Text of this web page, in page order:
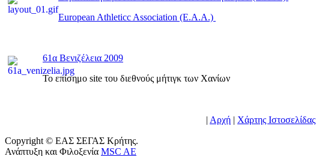
European Athleticc Association (E.A.A.)
61α Βενιζέλεια 2009
To επίσημο site του διεθνούς μήτιγκ των Χανίων
| Αρχή | Χάρτης Ιστοσελίδας
Copyright © ΕΑΣ ΣΕΓΑΣ Κρήτης.
Ανάπτυξη και Φιλοξενία MSC AE